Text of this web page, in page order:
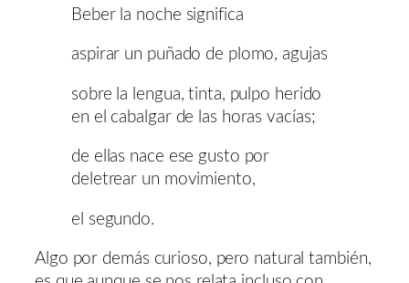
Beber la noche significa
aspirar un puñado de plomo, agujas
sobre la lengua, tinta, pulpo herido
en el cabalgar de las horas vacías;
de ellas nace ese gusto por
deletrear un movimiento,
el segundo.
Algo por demás curioso, pero natural también,